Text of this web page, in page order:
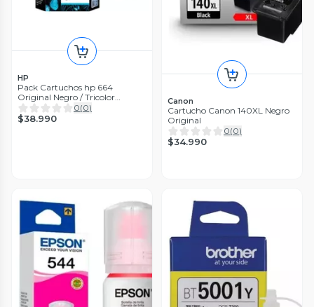
HP
Pack Cartuchos hp 664
Original Negro / Tricolor
1115/2135
0(0)
$38.990
Canon
Cartucho Canon 140XL Negro
Original
0(0)
$34.990